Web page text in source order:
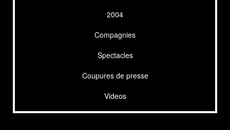
2004
Compagnies
Spectacles
Coupures de presse
Videos